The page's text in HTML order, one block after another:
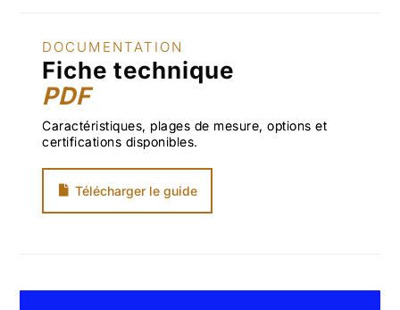
DOCUMENTATION
Fiche technique
PDF
Caractéristiques, plages de mesure, options et
certifications disponibles.
Télécharger le guide